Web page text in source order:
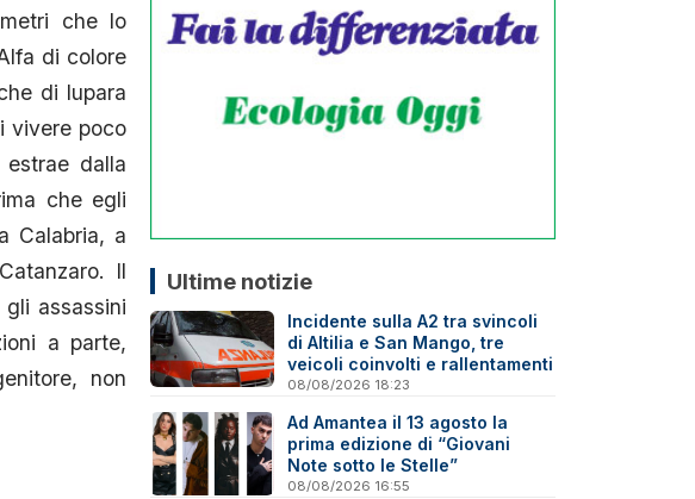
che lo
di colore
di lupara
vivere poco
estrae dalla
che egli
Calabria, a
Il
assassini
a parte,
non
Ultime notizie
Incidente sulla A2 tra svincoli
di Altilia e San Mango, tre
veicoli coinvolti e rallentamenti
08/08/2026 18:23
Ad Amantea il 13 agosto la
prima edizione di “Giovani
Note sotto le Stelle”
08/08/2026 16:55